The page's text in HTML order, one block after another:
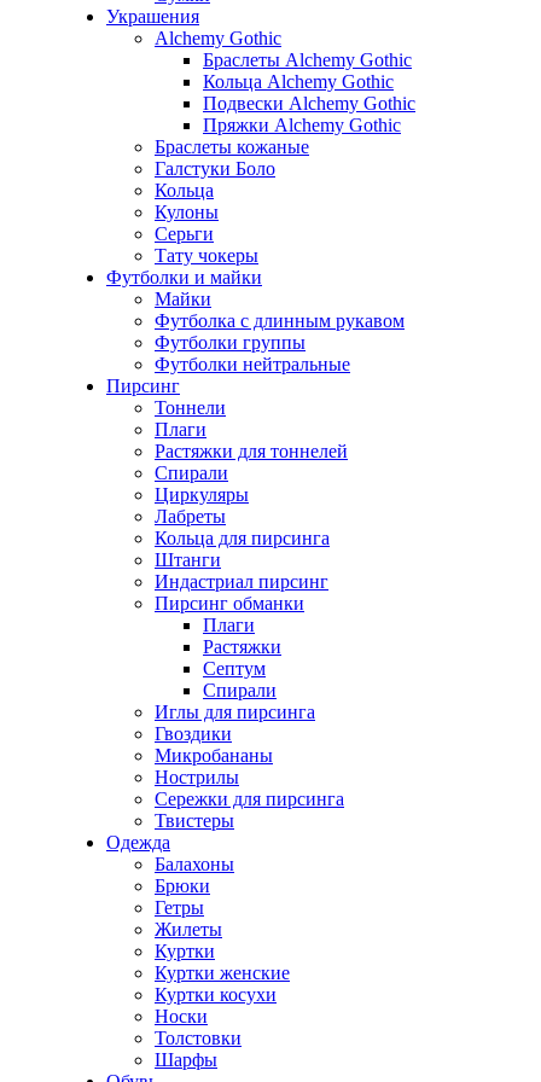
Украшения
Alchemy Gothic
Браслеты Alchemy Gothic
Кольца Alchemy Gothic
Подвески Alchemy Gothic
Пряжки Alchemy Gothic
Браслеты кожаные
Галстуки Боло
Кольца
Кулоны
Серьги
Тату чокеры
Футболки и майки
Майки
Футболка с длинным рукавом
Футболки группы
Футболки нейтральные
Пирсинг
Тоннели
Плаги
Растяжки для тоннелей
Спирали
Циркуляры
Лабреты
Кольца для пирсинга
Штанги
Индастриал пирсинг
Пирсинг обманки
Плаги
Растяжки
Септум
Спирали
Иглы для пирсинга
Гвоздики
Микробананы
Нострилы
Сережки для пирсинга
Твистеры
Одежда
Балахоны
Брюки
Гетры
Жилеты
Куртки
Куртки женские
Куртки косухи
Носки
Толстовки
Шарфы